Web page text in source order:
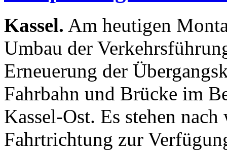
Kassel. Am heutigen
Umbau der
Erneuerung der
Fahrbahn und Brücke im
Kassel-Ost. Es stehen
Fahrtrichtung zur